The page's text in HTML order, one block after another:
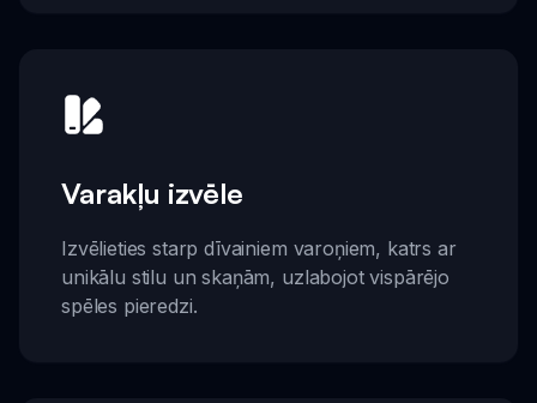
Varakļu izvēle
Izvēlieties starp dīvainiem varoņiem, katrs ar
unikālu stilu un skaņām, uzlabojot vispārējo
spēles pieredzi.